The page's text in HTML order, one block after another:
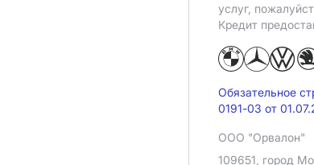
услуг,
Кредит
Обязательное
0191-03 от
ООО "Орвалон"
109651, город